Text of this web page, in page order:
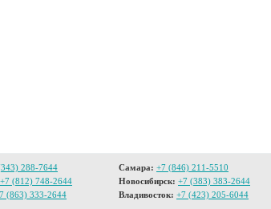
288-7644
+7 (812) 748-2644
(863) 333-2644
Самара: +7 (846) 211-5510
Новосибирск: +7 (383) 383-2644
Владивосток: +7 (423) 205-6044